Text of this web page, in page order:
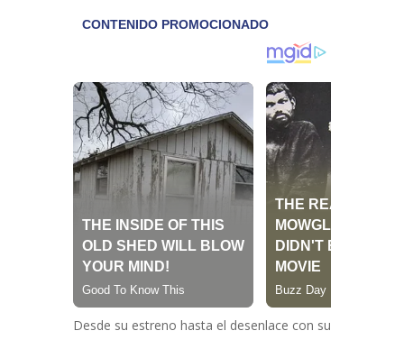
Desde su estreno hasta el desenlace con su